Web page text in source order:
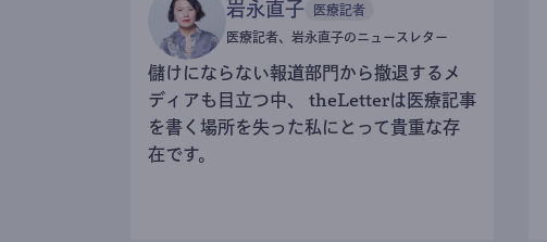
岩永直子 医療記者
医療記者、岩永直子のニュースレター
儲けにならない報道部門から撤退するメ
ディアも目立つ中、 theLetterは医療記事
を書く場所を失った私にとって貴重な存
在です。